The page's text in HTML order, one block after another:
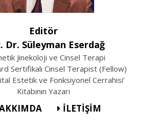
Editör
Dr. Süleyman Eserdağ
Jinekoloji ve Cinsel Terapi
Sertifikalı Cinsel Terapist (Fellow)
Estetik ve Fonksiyonel Cerrahisi’
Kitabının Yazarı
İLETİŞİM